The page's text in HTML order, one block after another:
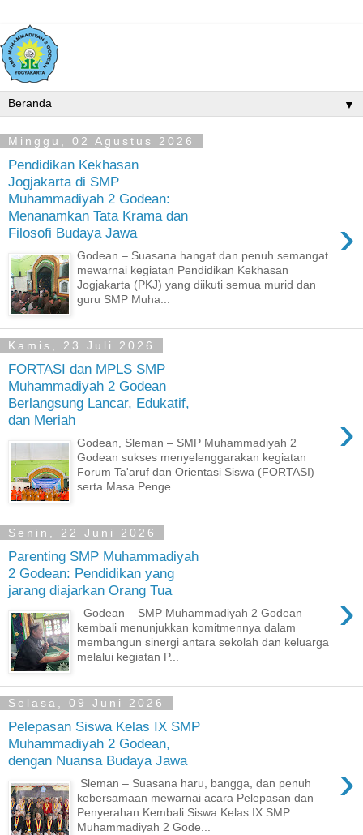
▼
Minggu, 02 Agustus 2026
Pendidikan Kekhasan
Jogjakarta di SMP
Muhammadiyah 2 Godean:
Menanamkan Tata Krama dan
Filosofi Budaya Jawa
›
Godean – Suasana hangat dan penuh semangat
mewarnai kegiatan Pendidikan Kekhasan
Jogjakarta (PKJ) yang diikuti semua murid dan
guru SMP Muha...
Kamis, 23 Juli 2026
FORTASI dan MPLS SMP
Muhammadiyah 2 Godean
Berlangsung Lancar, Edukatif,
dan Meriah
›
Godean, Sleman – SMP Muhammadiyah 2
Godean sukses menyelenggarakan kegiatan
Forum Ta'aruf dan Orientasi Siswa (FORTASI)
serta Masa Penge...
Senin, 22 Juni 2026
Parenting SMP Muhammadiyah
2 Godean: Pendidikan yang
jarang diajarkan Orang Tua
›
Godean – SMP Muhammadiyah 2 Godean
kembali menunjukkan komitmennya dalam
membangun sinergi antara sekolah dan keluarga
melalui kegiatan P...
Selasa, 09 Juni 2026
Pelepasan Siswa Kelas IX SMP
Muhammadiyah 2 Godean,
dengan Nuansa Budaya Jawa
›
Sleman – Suasana haru, bangga, dan penuh
kebersamaan mewarnai acara Pelepasan dan
Penyerahan Kembali Siswa Kelas IX SMP
Muhammadiyah 2 Gode...